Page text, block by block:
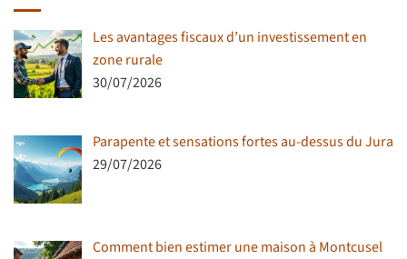
Les avantages fiscaux d’un investissement en
zone rurale
30/07/2026
Parapente et sensations fortes au-dessus du Jura
29/07/2026
Comment bien estimer une maison à Montcusel